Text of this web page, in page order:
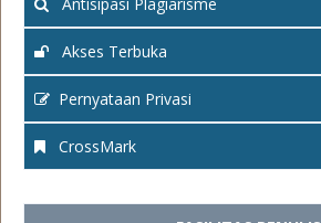
Akses Terbuka
Pernyataan Privasi
CrossMark